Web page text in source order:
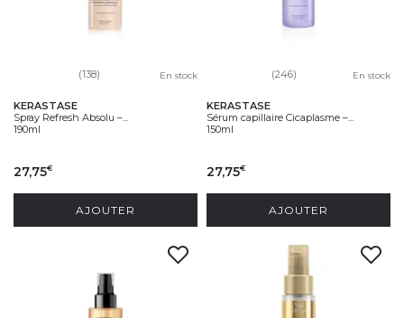
(138) En stock
KERASTASE
Spray Refresh Absolu –...
190ml
27,75€
AJOUTER
(246) En stock
KERASTASE
Sérum capillaire Cicaplasme –...
150ml
27,75€
AJOUTER